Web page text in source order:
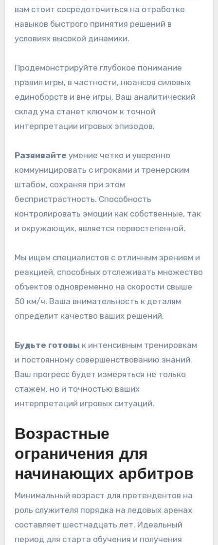
вам стоит сосредоточиться на отработке
навыков быстрого принятия решений в
условиях высокой динамики.
Продемонстрируйте глубокое понимание
правил игры, в частности, нюансов силовых
единоборств и вне игры. Ваш аналитический
склад ума станет ключом к точной
интерпретации игровых эпизодов.
Развивайте умение четко и уверенно
коммуницировать с игроками и тренерским
штабом, сохраняя при этом
беспристрастность. Способность
контролировать эмоции как собственные, так
и окружающих, является первостепенной.
Мы ищем специалистов с отличным зрением и
реакцией, способных отслеживать множество
объектов одновременно на скорости свыше
50 км/ч. Ваша внимательность к деталям
определит качество ваших решений.
Будьте готовы к интенсивным тренировкам
и постоянному совершенствованию знаний.
Ваш прогресс будет измеряться не только
стажем, но и точностью ваших
интерпретаций игровых ситуаций.
Возрастные
ограничения для
начинающих арбитров
Минимальный возраст для претендентов на
роль служителя порядка на ледовых аренах
составляет шестнадцать лет. Идеальный
период для старта обучения и получения